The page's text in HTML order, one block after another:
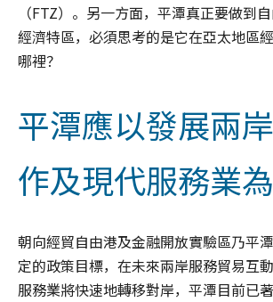
（FTZ）。另一方面，平潭真正要做到
經濟特區，必須思考的是它在亞太地區
哪裡？
平潭應以發展兩
作及現代服務業
朝向經貿自由港及金融開放實驗區乃平
定的政策目標，在未來兩岸服務貿易互
服務業將快速地轉移對岸，平潭目前已